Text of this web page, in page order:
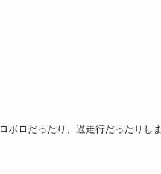
ボロだったり、過走行だったりしま